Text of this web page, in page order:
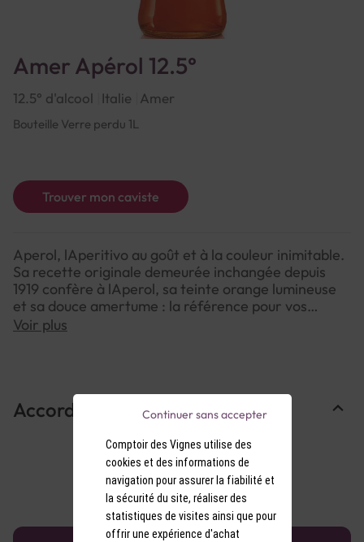
Amer Apérol 12.5°
12.5° d'alcool Italie Amer
Bouteille Verre perdu 1L
Trouver mon caviste
Aperol, lAperitivo au goût et à la couleur inimitable.
Sa recette originale demeurée inchangée depuis
1919 confère à lAperol, sa teinte orange lumineuse
et sa douce amertume : la référence pour vos
Apérol Spritz.
Voir plus
Accords Mets & Vins
Comptoir des Vignes utilise des
cookies et des informations de
navigation pour assurer la fiabilité et
la sécurité du site, réaliser des
statistiques de visites ainsi que pour
offrir une expérience d'achat
Continuer sans accepter